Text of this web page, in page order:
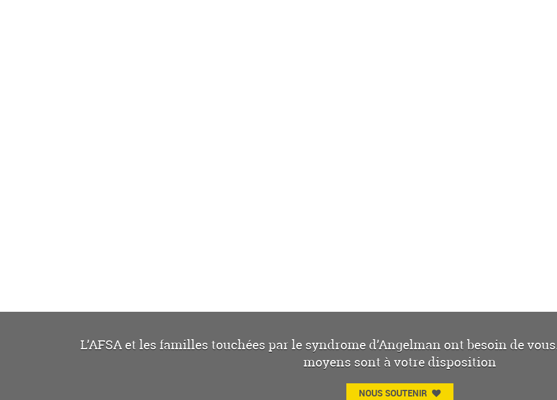
L’AFSA et les familles touchées par le syndrome d’Angelman ont besoin de
moyens sont à votre disposition
NOUS SOUTENIR